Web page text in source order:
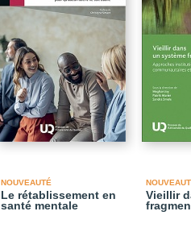
NOUVEAUTÉ
Le rétablissement en
santé mentale
Vieillir